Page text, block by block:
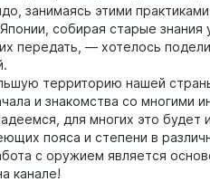
занимаясь этими
собирая старые знания
передать, — хотелось
территорию нашей
и знакомства со многими
для многих это будет
пояса и степени в
с оружием является
канале!